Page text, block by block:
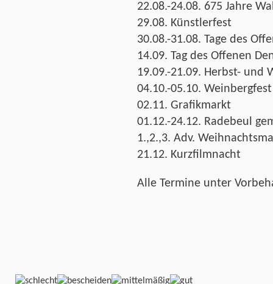
22.08.-24.08. 675 Jahre
29.08. Künstlerfest
30.08.-31.08. Tage des
14.09. Tag des Offenen
19.09.-21.09. Herbst- und
04.10.-05.10.
02.11. Grafikmarkt
01.12.-24.12. Radebeul
1.,2.,3. Adv.
21.12. Kurzfilmnacht
Alle Termine unter